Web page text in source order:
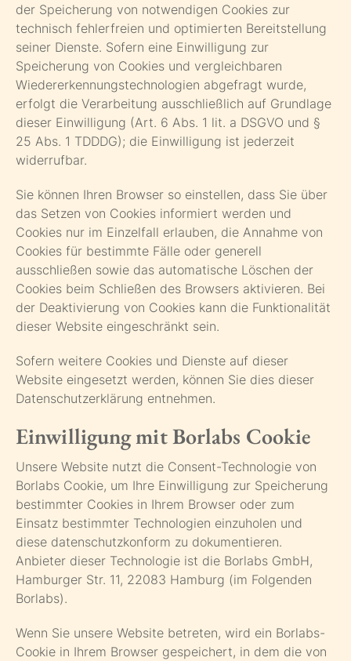
der Speicherung von notwendigen Cookies zur
technisch fehlerfreien und optimierten Bereitstellung
seiner Dienste. Sofern eine Einwilligung zur
Speicherung von Cookies und vergleichbaren
Wiedererkennungstechnologien abgefragt wurde,
erfolgt die Verarbeitung ausschließlich auf Grundlage
dieser Einwilligung (Art. 6 Abs. 1 lit. a DSGVO und §
25 Abs. 1 TDDDG); die Einwilligung ist jederzeit
widerrufbar.
Sie können Ihren Browser so einstellen, dass Sie über
das Setzen von Cookies informiert werden und
Cookies nur im Einzelfall erlauben, die Annahme von
Cookies für bestimmte Fälle oder generell
ausschließen sowie das automatische Löschen der
Cookies beim Schließen des Browsers aktivieren. Bei
der Deaktivierung von Cookies kann die Funktionalität
dieser Website eingeschränkt sein.
Sofern weitere Cookies und Dienste auf dieser
Website eingesetzt werden, können Sie dies dieser
Datenschutzerklärung entnehmen.
Einwilligung mit Borlabs Cookie
Unsere Website nutzt die Consent-Technologie von
Borlabs Cookie, um Ihre Einwilligung zur Speicherung
bestimmter Cookies in Ihrem Browser oder zum
Einsatz bestimmter Technologien einzuholen und
diese datenschutzkonform zu dokumentieren.
Anbieter dieser Technologie ist die Borlabs GmbH,
Hamburger Str. 11, 22083 Hamburg (im Folgenden
Borlabs).
Wenn Sie unsere Website betreten, wird ein Borlabs-
Cookie in Ihrem Browser gespeichert, in dem die von